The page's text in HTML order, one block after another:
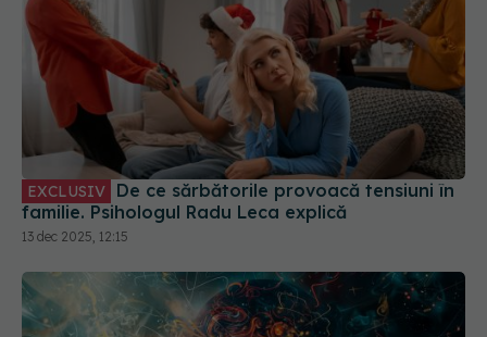
EXCLUSIV
familie. Psihologul Radu Leca explică
13 dec 2025, 12:15